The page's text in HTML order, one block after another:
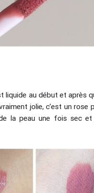
liquide au début et après
jolie, c’est un rose
la peau une fois sec et